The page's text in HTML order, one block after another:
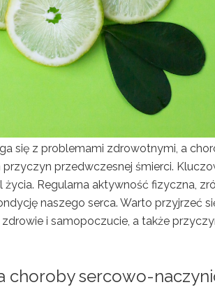
się z problemami zdrowotnymi, a
przedwczesnej śmierci.
Regularna aktywność fizyczna,
naszego serca. Warto przyjrzeć
i samopoczucie, a także
choroby sercowo-